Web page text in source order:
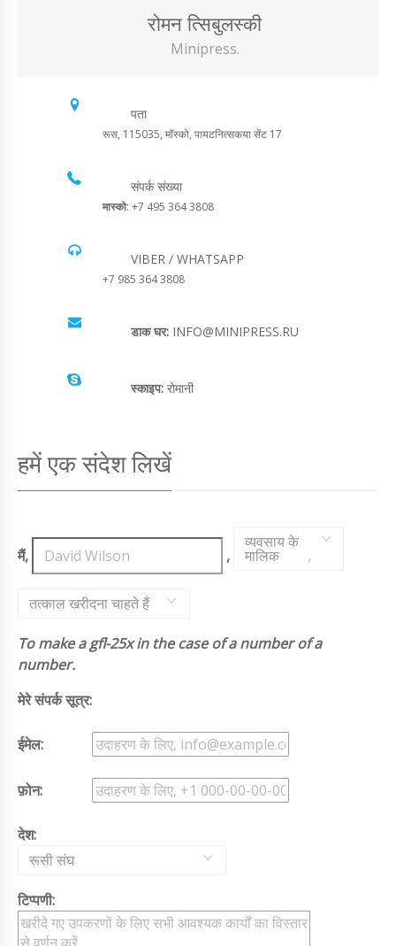
रोमन त्सिबुलस्की
Minipress.
पता
रूस, 115035, मॉस्को, पायटनित्सकया सेंट 17
संपर्क संख्या
मास्को: +7 495 364 3808
VIBER / WHATSAPP
+7 985 364 3808
डाक घर: INFO@MINIPRESS.RU
स्काइप: रोमानी
हमें एक संदेश लिखें
मैं, ,
व्यवसाय के
मालिक ,
तत्काल खरीदना चाहते हैं
To make a gfl-25x in the case of a number of a
number.
मेरे संपर्क सूत्र:
ईमेल:
फ़ोन:
देश:
रूसी संघ
टिप्पणी: